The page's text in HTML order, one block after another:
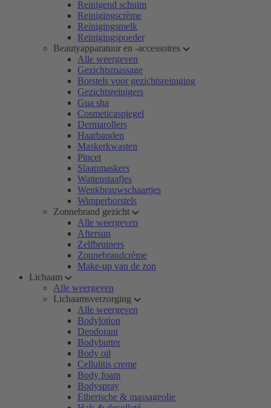
Reinigend schuim
Reinigingscrème
Reinigingsmelk
Reinigingspoeder
Beautyapparatuur en -accessoires
Alle weergeven
Gezichtsmassage
Borstels voor gezichtsreiniging
Gezichtsreinigers
Gua sha
Cosmeticaspiegel
Dermarollers
Haarbanden
Maskerkwasten
Pincet
Slaapmaskers
Wattenstaafjes
Wenkbrauwschaartjes
Wimperborstels
Zonnebrand gezicht
Alle weergeven
Aftersun
Zelfbruiners
Zonnebrandcrème
Make-up van de zon
Lichaam
Alle weergeven
Lichaamsverzorging
Alle weergeven
Bodylotion
Deodorant
Bodybutter
Body oil
Cellulitis creme
Body foam
Bodyspray
Etherische & massageolie